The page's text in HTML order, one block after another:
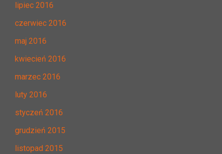
lipiec 2016
czerwiec 2016
maj 2016
kwiecień 2016
marzec 2016
luty 2016
styczeń 2016
grudzień 2015
listopad 2015